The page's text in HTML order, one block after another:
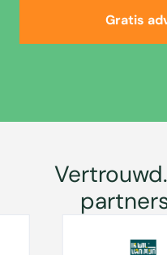
Gratis
Vertrouwd.